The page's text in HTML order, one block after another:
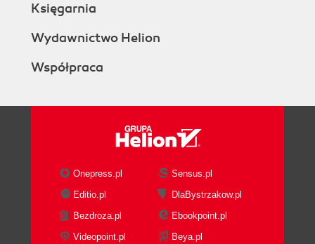
Księgarnia
Wydawnictwo Helion
Współpraca
Onepress.pl
Sensus.pl
Editio.pl
DlaBystrzakow.pl
Bezdroza.pl
Ebookpoint.pl
Videopoint.pl
Beya.pl